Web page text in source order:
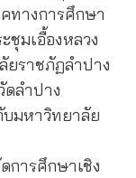
ทางการศึกษา
มเอื้องหลวง
ยราชภัฏลำปาง
ลำปาง
บมหาวิทยาลัย
การศึกษาเชิง